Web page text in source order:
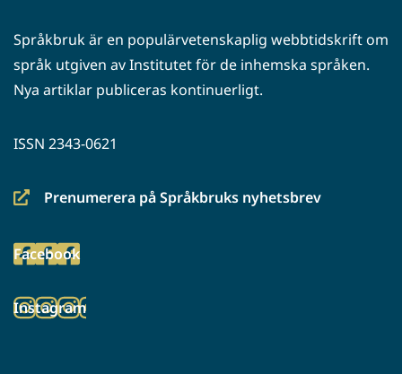
Språkbruk är en populärvetenskaplig webbtidskrift om
språk utgiven av Institutet för de inhemska språken.
Nya artiklar publiceras kontinuerligt.
ISSN 2343-0621
Prenumerera på Språkbruks nyhetsbrev
(siirryt
palveluun)
Facebook
(siirryt
palveluun)
Instagram
(siirryt